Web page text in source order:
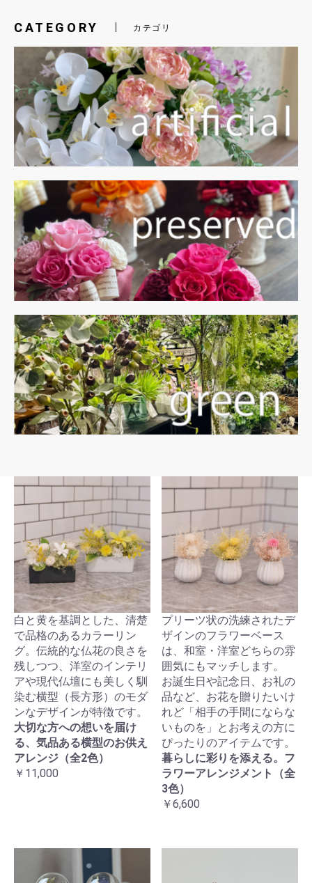
CATEGORY カテゴリ
白と黄を基調とした、清楚
で品格のあるカラーリン
グ。伝統的な仏花の良さを
残しつつ、洋室のインテリ
アや現代仏壇にも美しく馴
染む横型（長方形）のモダ
ンなデザインが特徴です。
大切な方への想いを届け
る、気品ある横型のお供え
アレンジ（全2色）
￥11,000
プリーツ状の洗練されたデ
ザインのフラワーベース
は、和室・洋室どちらの雰
囲気にもマッチします。
お誕生日や記念日、お礼の
品など、お花を贈りたいけ
れど「相手の手間にならな
いものを」とお考えの方に
ぴったりのアイテムです。
暮らしに彩りを添える。フ
ラワーアレンジメント（全
3色）
￥6,600